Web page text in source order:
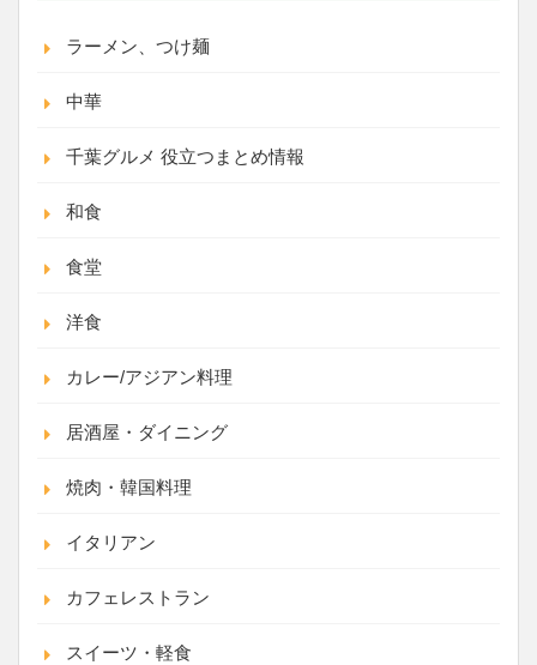
ラーメン、つけ麺
中華
千葉グルメ 役立つまとめ情報
和食
食堂
洋食
カレー/アジアン料理
居酒屋・ダイニング
焼肉・韓国料理
イタリアン
カフェレストラン
スイーツ・軽食